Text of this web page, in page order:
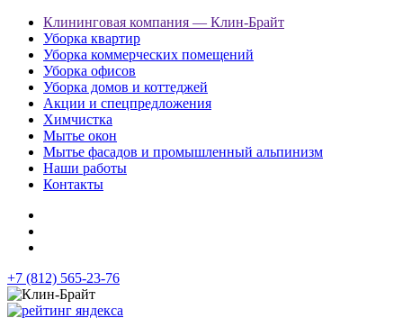
Клининговая компания — Клин-Брайт
Уборка квартир
Уборка коммерческих помещений
Уборка офисов
Уборка домов и коттеджей
Акции и спецпредложения
Химчистка
Мытье окон
Мытье фасадов и промышленный альпинизм
Наши работы
Контакты
+7 (812) 565-23-76